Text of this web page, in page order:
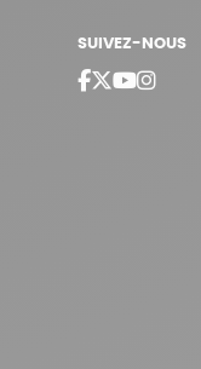
SUIVEZ-NOUS